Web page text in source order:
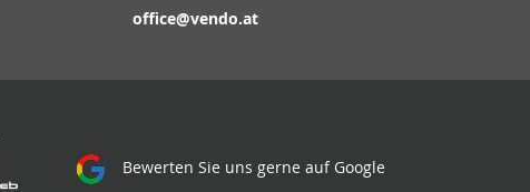
office@vendo.at
Bewerten Sie uns gerne auf Google